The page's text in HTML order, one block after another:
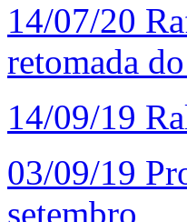
14/07/20
retomada
14/09/19
03/09/19
setembro